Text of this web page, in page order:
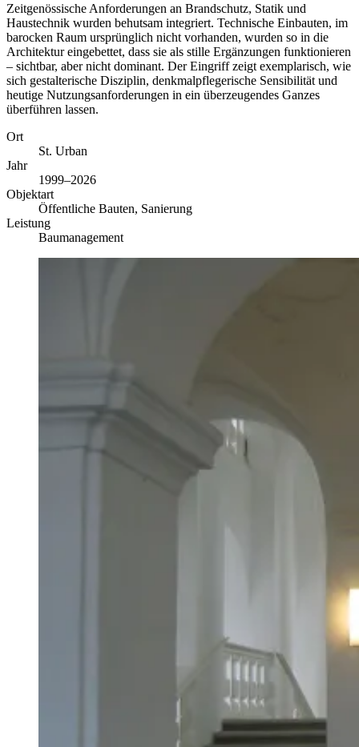
Zeitgenössische Anforderungen an Brandschutz, Statik und
Haustechnik wurden behutsam integriert. Technische Einbauten, im
barocken Raum ursprünglich nicht vorhanden, wurden so in die
Architektur eingebettet, dass sie als stille Ergänzungen funktionieren
– sichtbar, aber nicht dominant. Der Eingriff zeigt exemplarisch, wie
sich gestalterische Disziplin, denkmalpflegerische Sensibilität und
heutige Nutzungsanforderungen in ein überzeugendes Ganzes
überführen lassen.
Ort
St. Urban
Jahr
1999–2026
Objektart
Öffentliche Bauten, Sanierung
Leistung
Baumanagement